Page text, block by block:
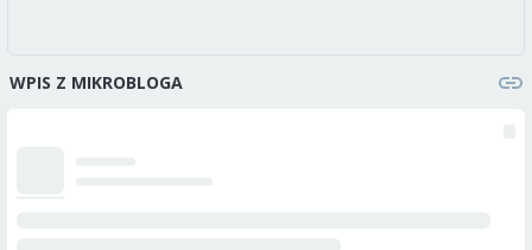
WPIS Z MIKROBLOGA